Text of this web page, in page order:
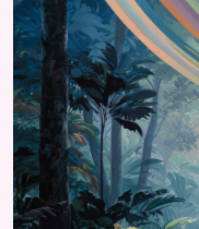
مدونة